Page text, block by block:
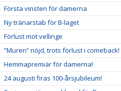
Första vinsten för damerna
Ny tränarstab för B-laget
Förlust mot vellinge
”Muren” nöjd, trots förlust i comeback!
Hemmapremiär för damerna!
24 augusti firas 100-årsjubileum!